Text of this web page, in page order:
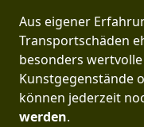
Aus eigener
Transportschäden
besonders
Kunstgegenstände
können jederzeit
werden.